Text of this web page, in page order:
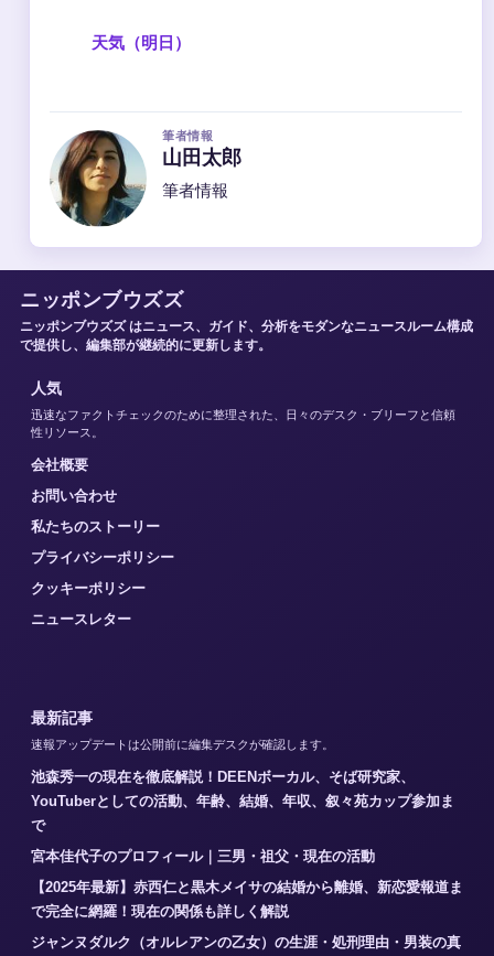
天気（明日）
筆者情報
山田太郎
筆者情報
ニッポンブウズズ
ニッポンブウズズ はニュース、ガイド、分析をモダンなニュースルーム構成
で提供し、編集部が継続的に更新します。
人気
迅速なファクトチェックのために整理された、日々のデスク・ブリーフと信頼
性リソース。
会社概要
お問い合わせ
私たちのストーリー
プライバシーポリシー
クッキーポリシー
ニュースレター
最新記事
速報アップデートは公開前に編集デスクが確認します。
池森秀一の現在を徹底解説！DEENボーカル、そば研究家、
YouTuberとしての活動、年齢、結婚、年収、叙々苑カップ参加ま
で
宮本佳代子のプロフィール｜三男・祖父・現在の活動
【2025年最新】赤西仁と黒木メイサの結婚から離婚、新恋愛報道ま
で完全に網羅！現在の関係も詳しく解説
ジャンヌダルク（オルレアンの乙女）の生涯・処刑理由・男装の真